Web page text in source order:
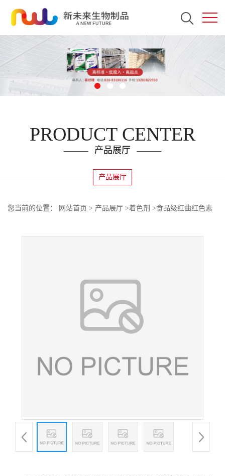
PRODUCT CENTER
产品展厅
产品展厅
您当前的位置： 网站首页 > 产品展厅 >着色剂 >食品级红曲红色素